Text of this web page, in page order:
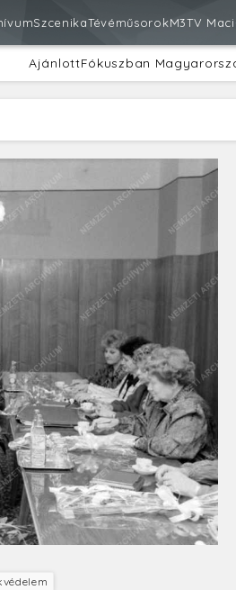
SzcenikaTévéműsorokM3TV
AjánlottFókuszban